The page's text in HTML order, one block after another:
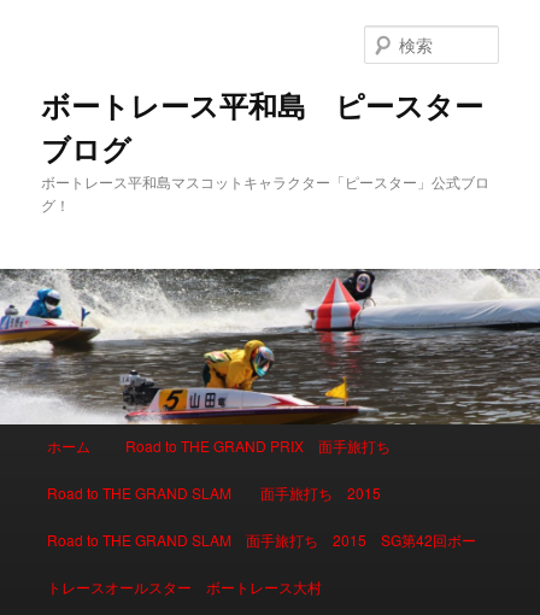
ボートレース平和島 ピースター
ブログ
ボートレース平和島マスコットキャラクター「ピースター」公式ブロ
グ！
索
メインコンテンツへ移動
サブコンテンツへ移動
ホーム Road to THE GRAND PRIX 面手旅打ち
Road to THE GRAND SLAM 面手旅打ち 2015
Road to THE GRAND SLAM 面手旅打ち 2015 SG第42回ボー
トレースオールスター ボートレース大村